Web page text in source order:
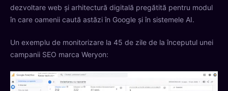
dezvoltare web și arhitectură digitală pregătită pentru modul
în care oamenii caută astăzi în Google și în sistemele AI.
Un exemplu de monitorizare la 45 de zile de la începutul unei
campanii SEO marca Weryon: